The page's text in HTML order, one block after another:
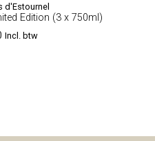
d'Estournel
Edition (3 x 750ml)
Incl. btw